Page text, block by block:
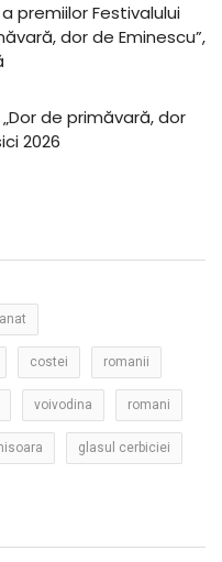
premiilor Festivalului
dor de Eminescu”,
de primăvară, dor
2026
costei romanii
voivodina romani
glasul cerbiciei